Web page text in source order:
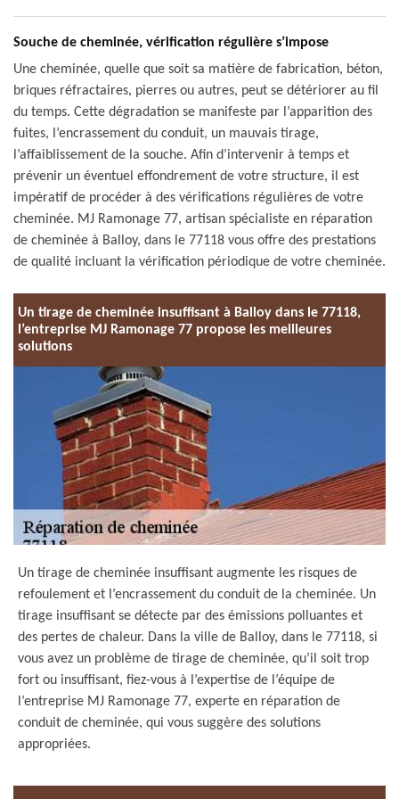
Souche de cheminée, vérification régulière s’impose
Une cheminée, quelle que soit sa matière de fabrication, béton,
briques réfractaires, pierres ou autres, peut se détériorer au fil
du temps. Cette dégradation se manifeste par l’apparition des
fuites, l’encrassement du conduit, un mauvais tirage,
l’affaiblissement de la souche. Afin d’intervenir à temps et
prévenir un éventuel effondrement de votre structure, il est
impératif de procéder à des vérifications régulières de votre
cheminée. MJ Ramonage 77, artisan spécialiste en réparation
de cheminée à Balloy, dans le 77118 vous offre des prestations
de qualité incluant la vérification périodique de votre cheminée.
Un tirage de cheminée insuffisant à Balloy dans le 77118,
l’entreprise MJ Ramonage 77 propose les meilleures
solutions
Un tirage de cheminée insuffisant augmente les risques de
refoulement et l’encrassement du conduit de la cheminée. Un
tirage insuffisant se détecte par des émissions polluantes et
des pertes de chaleur. Dans la ville de Balloy, dans le 77118, si
vous avez un problème de tirage de cheminée, qu’il soit trop
fort ou insuffisant, fiez-vous à l’expertise de l’équipe de
l’entreprise MJ Ramonage 77, experte en réparation de
conduit de cheminée, qui vous suggère des solutions
appropriées.